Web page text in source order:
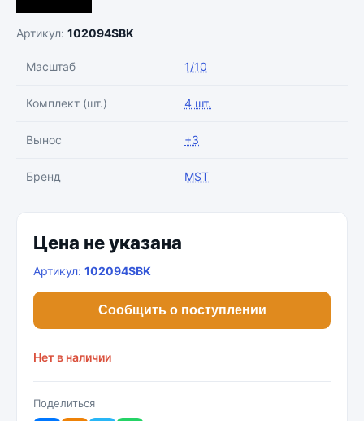
Артикул: 102094SBK
Масштаб 1/10
Комплект (шт.) 4 шт.
Вынос +3
Бренд MST
Цена не указана
Артикул: 102094SBK
Сообщить о поступлении
Нет в наличии
Поделиться